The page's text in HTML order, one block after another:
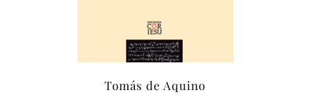
Tomás de Aquino